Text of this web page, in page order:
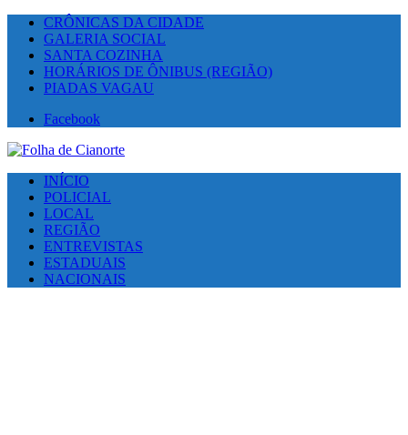
CRÔNICAS DA CIDADE
GALERIA SOCIAL
SANTA COZINHA
HORÁRIOS DE ÔNIBUS (REGIÃO)
PIADAS VAGAU
Facebook
INÍCIO
POLICIAL
LOCAL
REGIÃO
ENTREVISTAS
ESTADUAIS
NACIONAIS